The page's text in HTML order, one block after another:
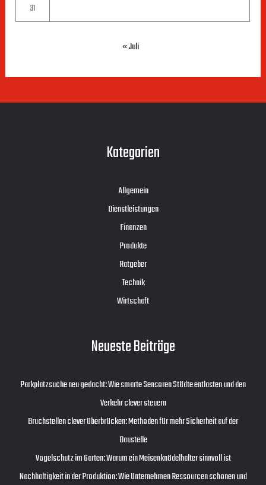
31
« Juli
Kategorien
Allgemein
Dienstleistungen
Finanzen
Produkte
Ratgeber
Technik
Wirtschaft
Neueste Beiträge
Parkplatzsuche neu gedacht: Wie smarte Sensoren Städte entlasten und den
Verkehr clever steuern
Bruchstellen clever überbrücken: Methoden für mehr Sicherheit auf der
Baustelle
Vogelschutz im Garten: Warum ein Meisenknödelhalter sinnvoll ist
Nachhaltigkeit in der Produktion: Wie Unternehmen Ressourcen schonen und